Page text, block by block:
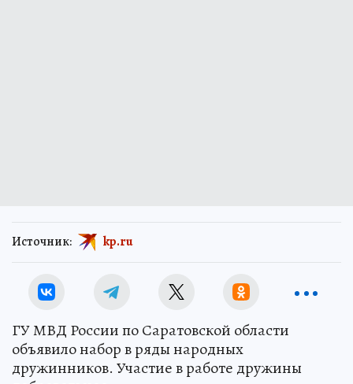
Источник: kp.ru
ГУ МВД России по Саратовской области
объявило набор в ряды народных
дружинников. Участие в работе дружины